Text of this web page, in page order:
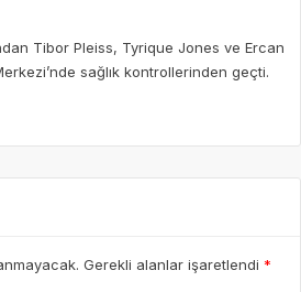
Tibor Pleiss, Tyrique Jones ve Ercan
sağlık kontrollerinden geçti.
Gerekli alanlar işaretlendi *